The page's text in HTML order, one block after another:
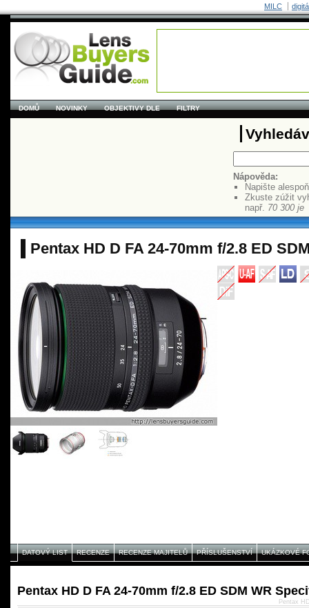
MILC
DOMŮ NOVINKY OBJEKTIVY DLE FILTRY
Nápověda:
Napište
Zkuste zúžit
např. 70 300 je
Pentax HD D FA 24-70mm f/2.8 ED
DATOVÝ LIST RECENZE RECENZE MAJITELŮ PŘÍSLUŠENSTVÍ UKÁZKOVÉ
Pentax HD D FA 24-70mm f/2.8 ED SDM WR
Pentax